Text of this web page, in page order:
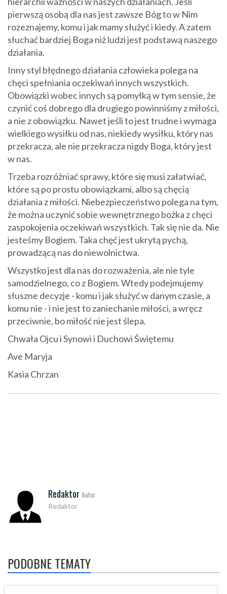
pierwszą osobą dla nas jest zawsze Bóg to w Nim
rozeznajemy, komu i jak mamy służyć i kiedy. A zatem
słuchać bardziej Boga niż ludzi jest podstawą naszego
działania.
Inny styl błędnego działania człowieka polega na
chęci spełniania oczekiwań innych wszystkich.
Obowiązki wobec innych są pomyłką w tym sensie, że
czynić coś dobrego dla drugiego powinniśmy z miłości,
a nie z obowiązku. Nawet jeśli to jest trudne i wymaga
wielkiego wysiłku od nas, niekiedy wysiłku, który nas
przekracza, ale nie przekracza nigdy Boga, który jest
w nas.
Trzeba rozróżniać sprawy, które się musi załatwiać,
które są po prostu obowiązkami, albo są chęcią
działania z miłości. Niebezpieczeństwo polega na tym,
że można uczynić sobie wewnętrznego bożka z chęci
zaspokojenia oczekiwań wszystkich. Tak się nie da. Nie
jesteśmy Bogiem. Taka chęć jest ukrytą pychą,
prowadzącą nas do niewolnictwa.
Wszystko jest dla nas do rozważenia, ale nie tyle
samodzielnego, co z Bogiem. Wtedy podejmujemy
słuszne decyzje - komu i jak służyć w danym czasie, a
komu nie - i nie jest to zaniechanie miłości, a wręcz
przeciwnie, bo miłość nie jest ślepa.
Chwała Ojcu i Synowi i Duchowi Świętemu
Ave Maryja
Kasia Chrzan
Redaktor Autor
Redaktor
PODOBNE TEMATY